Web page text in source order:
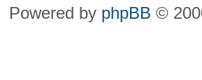
Powered by phpBB ©